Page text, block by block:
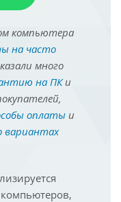
компьютера
на часто
много
на ПКи
оплатыи
вариантах